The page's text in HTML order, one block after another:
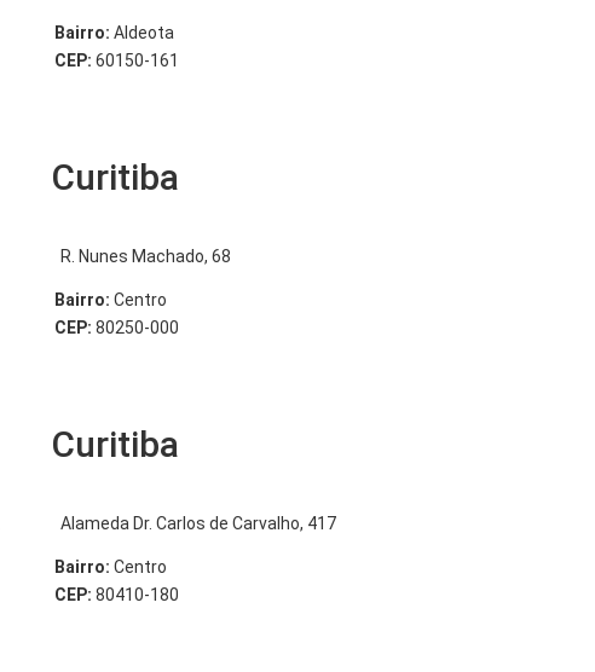
Bairro: Aldeota
CEP: 60150-161
Curitiba
R. Nunes Machado, 68
Bairro: Centro
CEP: 80250-000
Curitiba
Alameda Dr. Carlos de Carvalho, 417
Bairro: Centro
CEP: 80410-180